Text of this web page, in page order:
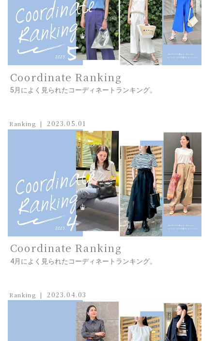
Coordinate Ranking
5月によく見られたコーディネートランキング。
Ranking 2023.05.01
Coordinate Ranking
4月によく見られたコーディネートランキング。
Ranking 2023.04.03